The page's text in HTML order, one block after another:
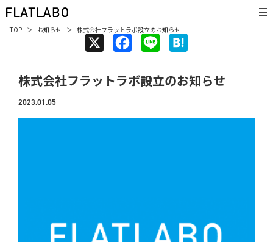
TOP お知らせ 株式会社フラットラボ設立のお知らせ
c
b
n
t
n
株式会社フラットラボ設立のお知らせ
2023.01.05